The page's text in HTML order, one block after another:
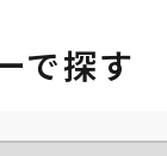
で探す